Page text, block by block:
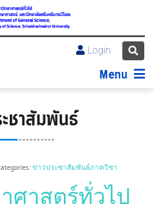
Login
Menu
ชาสัมพันธ์
ข่าวประชาสัมพันธ์ภาควิชา
ศาสตร์ทั่วไป